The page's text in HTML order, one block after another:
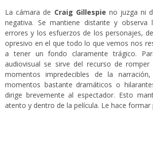
La cámara de Craig Gillespie no juzga ni
negativa. Se mantiene distante y observa
errores y los esfuerzos de los personajes,
opresivo en el que todo lo que vemos nos
a tener un fondo claramente trágico.
audiovisual se sirve del recurso de
momentos impredecibles de la
momentos bastante dramáticos o
dirige brevemente al espectador. Esto
atento y dentro de la película. Le hace formar